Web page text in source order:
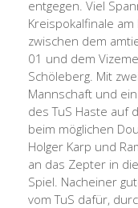
entgegen. Viel
Kreispokalfinale
zwischen dem
01 und dem
Schöleberg. Mit
Mannschaft und
des TuS Haste auf
beim möglichen
Holger Karp und
an das Zepter in
Spiel. Nacheiner
vom TuS dafür,